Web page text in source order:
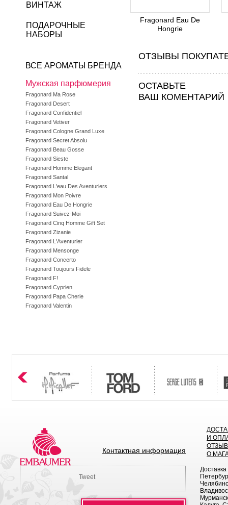
Fragonard Eau De
Hongrie
ОТЗЫВЫ
ОСТАВЬТЕ
ВАШ КОМЕНТАРИЙ
ВИНТАЖ
ПОДАРОЧНЫЕ
НАБОРЫ
ВСЕ АРОМАТЫ БРЕНДА
Мужская парфюмерия
Fragonard Ma Rose
Fragonard Desert
Fragonard Confidentiel
Fragonard Vetiver
Fragonard Cologne Grand Luxe
Fragonard Secret Absolu
Fragonard Beau Gosse
Fragonard Sieste
Fragonard Homme Elegant
Fragonard Santal
Fragonard L'eau Des Aventuriers
Fragonard Mon Poivre
Fragonard Eau De Hongrie
Fragonard Suivez-Moi
Fragonard Cinq Homme Gift Set
Fragonard Zizanie
Fragonard L'Aventurier
Fragonard Mensonge
Fragonard Concerto
Fragonard Toujours Fidele
Fragonard F!
Fragonard Cyprien
Fragonard Papa Cherie
Fragonard Valentin
Контактная информация
И
О
Tweet